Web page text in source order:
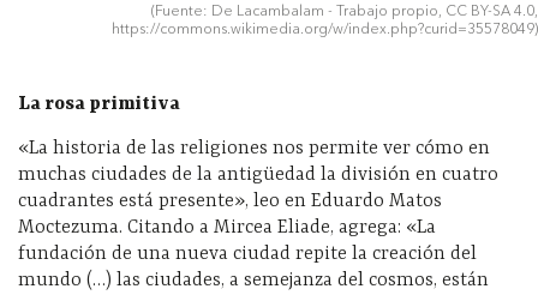
(Fuente: De Lacambalam - Trabajo propio, CC BY-SA 4.0,
https://commons.wikimedia.org/w/index.php?curid=35578049)
La rosa primitiva
«La historia de las religiones nos permite ver cómo en
muchas ciudades de la antigüedad la división en cuatro
cuadrantes está presente», leo en Eduardo Matos
Moctezuma. Citando a Mircea Eliade, agrega: «La
fundación de una nueva ciudad repite la creación del
mundo (…) las ciudades, a semejanza del cosmos, están